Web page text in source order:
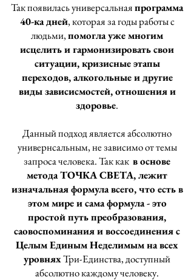
Так появилась универсальнаяпрограмма
40-ка дней, которая за годы работы с
людьми,помогла уже многим
исцелить и гармонизировать свои
ситуации, кризисные этапы
переходов, алкогольные и другие
виды зависисмостей, отношения и
здоровье.
Данный подход является абсолютно
универнсальным, не зависимо от темы
запроса человека. Так как в основе
метода ТОЧКА СВЕТА, лежит
изначальная формула всего, что есть в
этом мире и сама формула - это
простой путь преобразования,
саовоспоминания и воссоединения с
Целым Единым Неделимым на всех
уровняхТри-Единства, доступный
абсолютно каждому человеку.